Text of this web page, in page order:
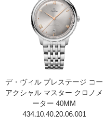
デ・ヴィル プレステージ コー
アクシャル マスター クロノメ
ーター 40MM
434.10.40.20.06.001